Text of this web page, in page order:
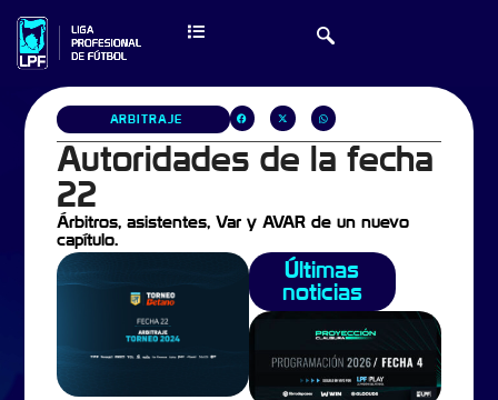
ARBITRAJE
Autoridades de la fecha
22
Árbitros, asistentes, Var y AVAR de un nuevo
capítulo.
Últimas
noticias